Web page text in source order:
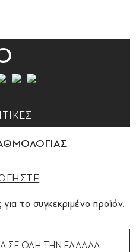
το συγκεκριμένο προϊόν.
ΣΕ ΟΛΗ ΤΗΝ ΕΛΛΑΔΑ